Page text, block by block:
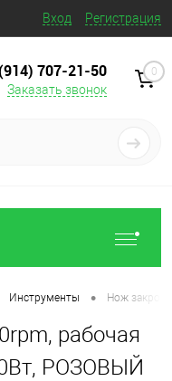
Вход Регистрация
707‒21‒50
Заказать звонок
0
Инструменты • Нож
рабочая
РОЗОВЫЙ